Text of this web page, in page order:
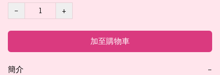
−
+
加至購物車
簡介 −